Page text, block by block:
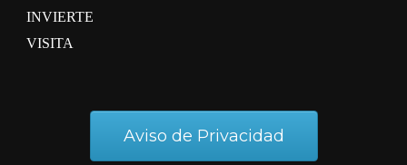
INVIERTE
VISITA
Aviso de Privacidad